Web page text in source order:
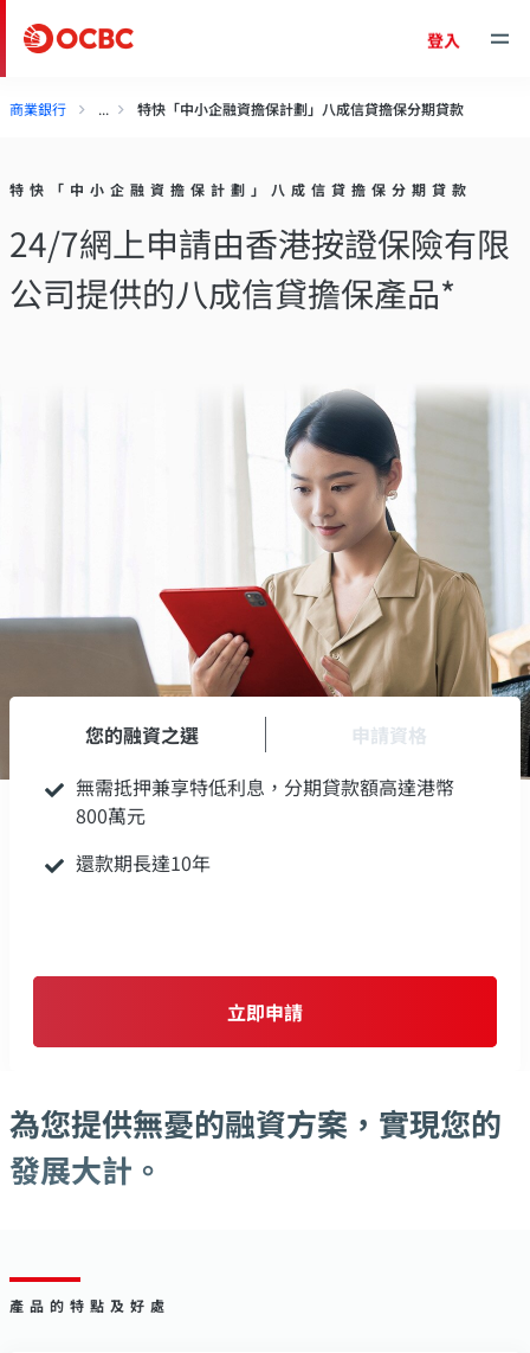
登入
商業銀行 特快「中小企融資擔保計劃」八成信貸擔保分期貸款
特快「中小企融資擔保計劃」八成信貸擔保分期貸款
24/7網上申請由香港按證保險有限
公司提供的八成信貸擔保產品*
您的融資之選
申請資格
無需抵押兼享特低利息，分期貸款額高達港幣
800萬元
還款期長達10年
立即申請
為您提供無憂的融資方案，實現您的
發展大計。
產品的特點及好處